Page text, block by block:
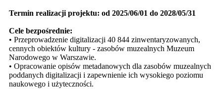
Termin realizacji projektu: od 2025/06/01 do 2028/05/31
Cele bezpośrednie:
• Przeprowadzenie digitalizacji 40 844 zinwentaryzowanych,
cennych obiektów kultury - zasobów muzealnych Muzeum
Narodowego w Warszawie.
• Opracowanie opisów metadanowych dla zasobów muzealnych
poddanych digitalizacji i zapewnienie ich wysokiego poziomu
naukowego i użyteczności.